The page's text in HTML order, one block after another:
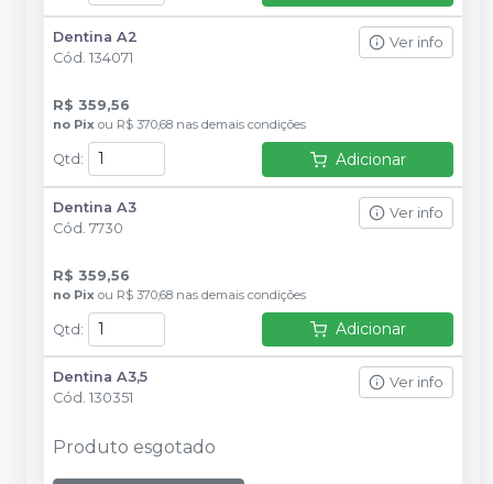
Dentina A2
Cód. 134071
Ver info
R$ 359,56
no Pix ou R$ 370,68 nas demais condições
Qtd : Adicionar
Dentina A3
Cód. 7730
Ver info
R$ 359,56
no Pix ou R$ 370,68 nas demais condições
Qtd: Adicionar
Dentina A3,5
Cód. 130351
Ver info
Produto esgotado